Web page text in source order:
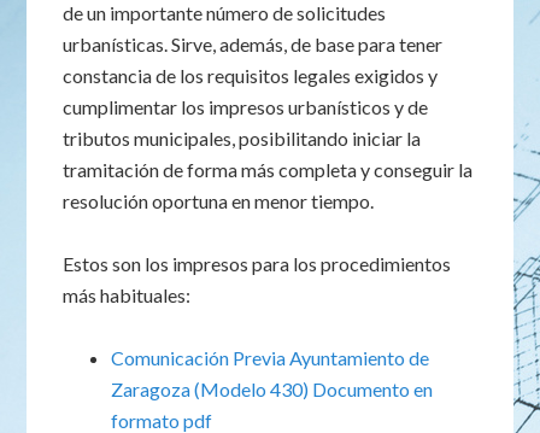
de un importante número de solicitudes
urbanísticas. Sirve, además, de base para tener
constancia de los requisitos legales exigidos y
cumplimentar los impresos urbanísticos y de
tributos municipales, posibilitando iniciar la
tramitación de forma más completa y conseguir la
resolución oportuna en menor tiempo.
Estos son los impresos para los procedimientos
más habituales:
Comunicación Previa Ayuntamiento de
Zaragoza (Modelo 430) Documento en
formato pdf